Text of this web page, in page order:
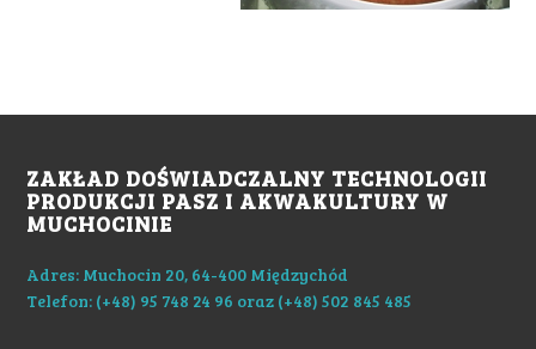
ZAKŁAD DOŚWIADCZALNY TECHNOLOGII
PRODUKCJI PASZ I AKWAKULTURY W
MUCHOCINIE
Adres: Muchocin 20, 64-400 Międzychód
Telefon: (+48) 95 748 24 96 oraz (+48) 502 845 485